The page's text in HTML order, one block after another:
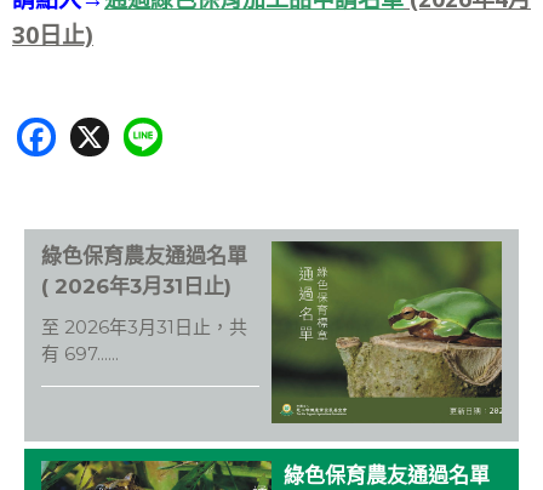
30日止)
F
ac
b
o
o
k
X
綠色保育農友通過名單
( 2026年3月31日止)
至 2026年3月31日止，共
有 697......
綠色保育農友通過名單